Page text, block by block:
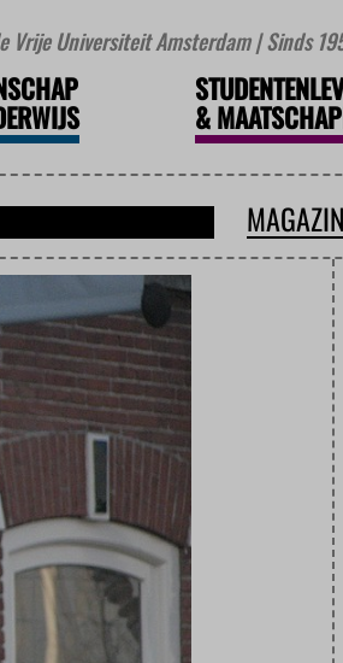
Vrije Universiteit Amsterdam | Sinds
&